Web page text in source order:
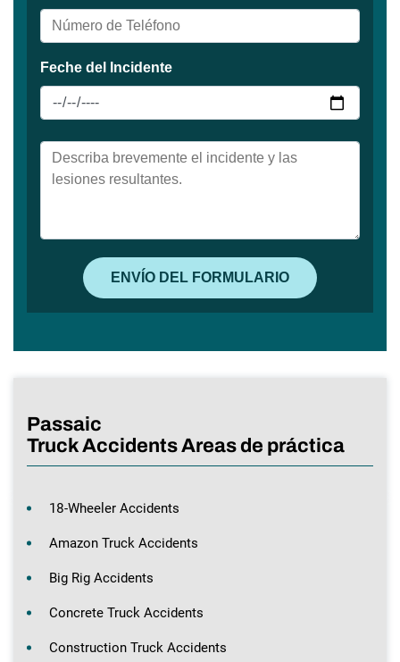
Passaic
Truck Accidents Areas de práctica
18-Wheeler Accidents
Amazon Truck Accidents
Big Rig Accidents
Concrete Truck Accidents
Construction Truck Accidents